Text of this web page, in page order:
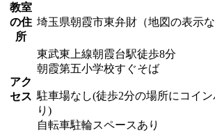
教室
の住
所
埼玉県朝霞市東弁財（地図の表示な
アク
セス
東武東上線朝霞台駅徒歩8分
朝霞第五小学校すぐそば
駐車場なし(徒歩2分の場所にコイ
り)
自転車駐輪スペースあり